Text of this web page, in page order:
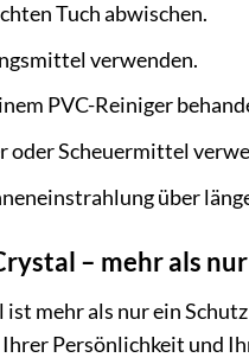
Tuch abwischen.
verwenden.
PVC-Reiniger
oder Scheuermittel
über
– mehr als
mehr als nur ein
Persönlichkeit und